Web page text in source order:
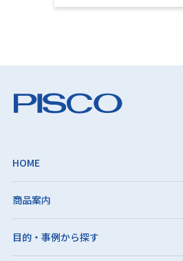
HOME
商品案内
目的・事例から探す